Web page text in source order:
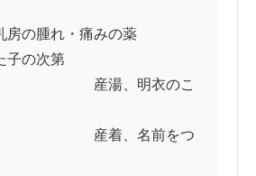
房の腫れ・痛みの薬
子の次第
明衣のこ
名前をつ